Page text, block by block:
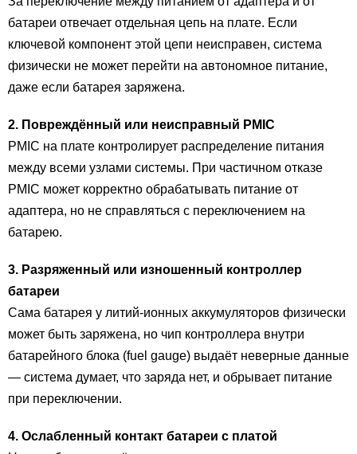
батареи отвечает отдельная цепь на плате. Если
ключевой компонент этой цепи неисправен, система
физически не может перейти на автономное питание,
даже если батарея заряжена.
2. Повреждённый или неисправный PMIC
PMIC на плате контролирует распределение питания
между всеми узлами системы. При частичном отказе
PMIC может корректно обрабатывать питание от
адаптера, но не справляться с переключением на
батарею.
3. Разряженный или изношенный контроллер
батареи
Сама батарея у литий-ионных аккумуляторов физически
может быть заряжена, но чип контроллера внутри
батарейного блока (fuel gauge) выдаёт неверные данные
— система думает, что заряда нет, и обрывает питание
при переключении.
4. Ослабленный контакт батареи с платой